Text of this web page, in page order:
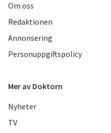
Om oss
Redaktionen
Annonsering
Personuppgiftspolicy
Mer av Doktorn
Nyheter
TV